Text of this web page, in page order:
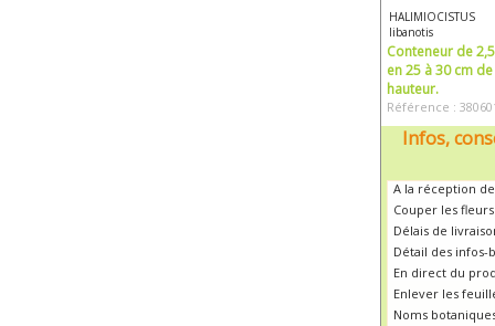
HALIMIOCISTUS
libanotis
Conteneur de
en 25 à 30 cm de
hauteur.
Référence :
Infos,
A la réception
Couper les
Délais de
Détail des infos-
En direct du
Enlever les
Noms